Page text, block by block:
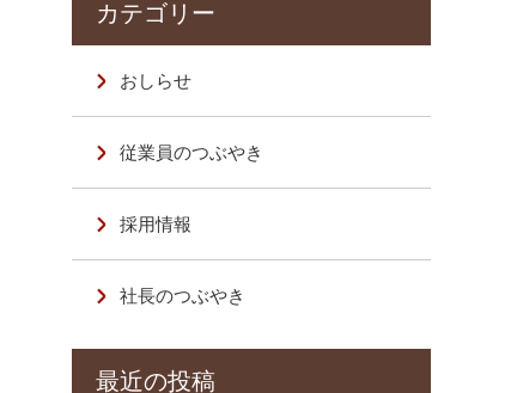
おしらせ
従業員のつぶやき
採用情報
社長のつぶやき